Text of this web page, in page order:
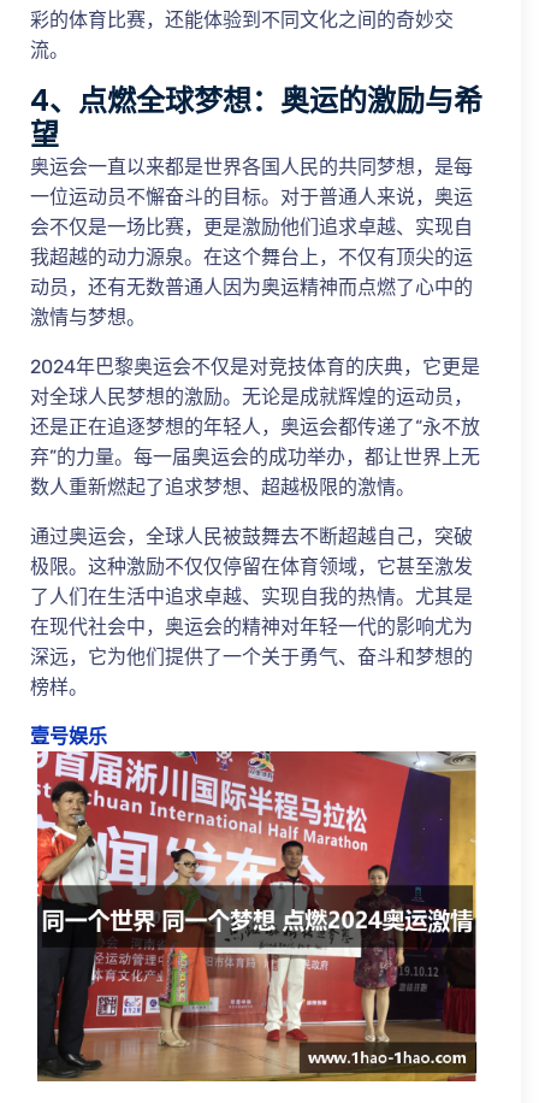
彩的体育比赛，还能体验到不同文化之间的奇妙交
流。
4、点燃全球梦想：奥运的激励与希
望
奥运会一直以来都是世界各国人民的共同梦想，是每
一位运动员不懈奋斗的目标。对于普通人来说，奥运
会不仅是一场比赛，更是激励他们追求卓越、实现自
我超越的动力源泉。在这个舞台上，不仅有顶尖的运
动员，还有无数普通人因为奥运精神而点燃了心中的
激情与梦想。
2024年巴黎奥运会不仅是对竞技体育的庆典，它更是
对全球人民梦想的激励。无论是成就辉煌的运动员，
还是正在追逐梦想的年轻人，奥运会都传递了“永不放
弃”的力量。每一届奥运会的成功举办，都让世界上无
数人重新燃起了追求梦想、超越极限的激情。
通过奥运会，全球人民被鼓舞去不断超越自己，突破
极限。这种激励不仅仅停留在体育领域，它甚至激发
了人们在生活中追求卓越、实现自我的热情。尤其是
在现代社会中，奥运会的精神对年轻一代的影响尤为
深远，它为他们提供了一个关于勇气、奋斗和梦想的
榜样。
壹号娱乐